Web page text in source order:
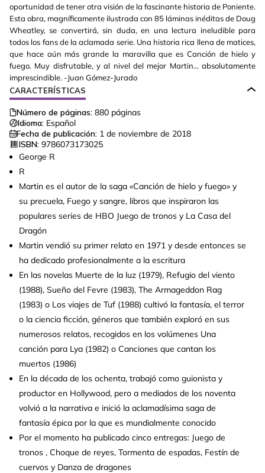
oportunidad de tener otra visión de la fascinante historia de Poniente.
Esta obra, magníficamente ilustrada con 85 láminas inéditas de Doug
Wheatley, se convertirá, sin duda, en una lectura ineludible para
todos los fans de la aclamada serie. Una historia rica llena de matices,
que hace aún más grande la maravilla que es Canción de hielo y
fuego. Muy disfrutable, y al nivel del mejor Martin... absolutamente
imprescindible. -Juan Gómez-Jurado
CARACTERÍSTICAS
Número de páginas: 880 páginas
Idioma: Español
Fecha de publicación: 1 de noviembre de 2018
ISBN: 9786073173025
George R
R
Martin es el autor de la saga «Canción de hielo y fuego» y
su precuela, Fuego y sangre, libros que inspiraron las
populares series de HBO Juego de tronos y La Casa del
Dragón
Martin vendió su primer relato en 1971 y desde entonces se
ha dedicado profesionalmente a la escritura
En las novelas Muerte de la luz (1979), Refugio del viento
(1988), Sueño del Fevre (1983), The Armageddon Rag
(1983) o Los viajes de Tuf (1988) cultivó la fantasía, el terror
o la ciencia ficción, géneros que también exploró en sus
numerosos relatos, recogidos en los volúmenes Una
canción para Lya (1982) o Canciones que cantan los
muertos (1986)
En la década de los ochenta, trabajó como guionista y
productor en Hollywood, pero a mediados de los noventa
volvió a la narrativa e inició la aclamadísima saga de
fantasía épica por la que es mundialmente conocido
Por el momento ha publicado cinco entregas: Juego de
tronos , Choque de reyes, Tormenta de espadas, Festín de
cuervos y Danza de dragones